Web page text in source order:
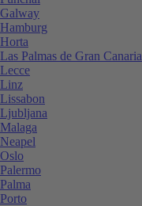
Galway
Hamburg
Horta
Las Palmas de Gran Canaria
Lecce
Linz
Lissabon
Ljubljana
Malaga
Neapel
Oslo
Palermo
Palma
Porto